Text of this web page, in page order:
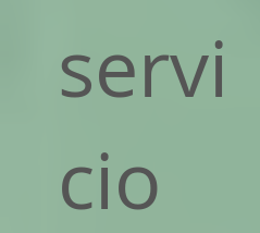
servi
cio